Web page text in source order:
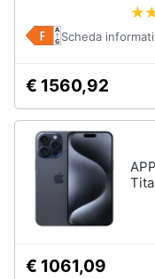
Scheda
€ 1560,92
€ 1061,09